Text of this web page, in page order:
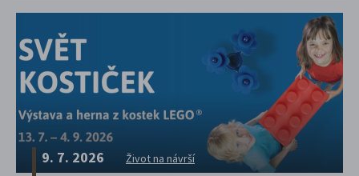
9. 7. 2026 Život na návrší